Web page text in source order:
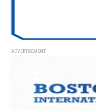
- ADVERTISEMENT -